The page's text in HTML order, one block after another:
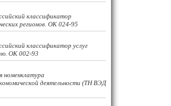
классификатор
регионов. ОК 024-95
классификатор услуг
ОК 002-93
номенклатура
деятельности (ТН ВЭД